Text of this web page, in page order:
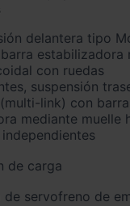
estabilizadora
con ruedas
suspensión
link) con barra
mediante muelle
de carga
de servofreno de